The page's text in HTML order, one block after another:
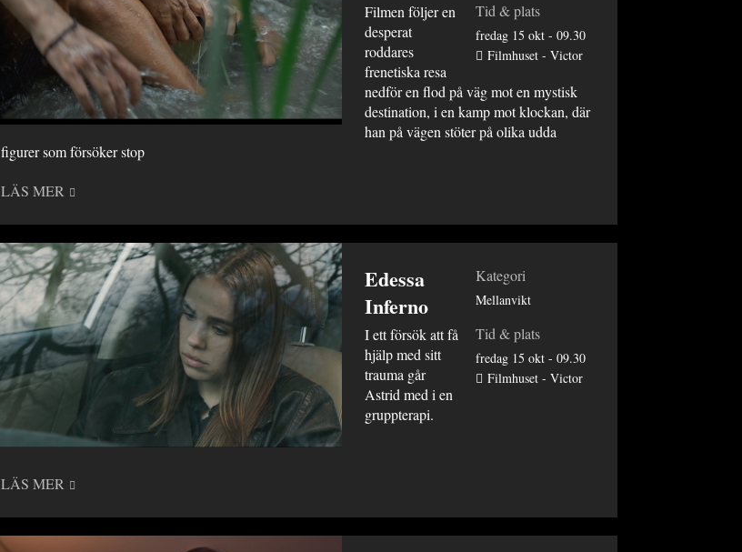
Tid & plats
fredag 15 okt - 09.30
Filmhuset - Victor
Filmen följer en
desperat
roddares
frenetiska resa
nedför en flod på väg mot en mystisk
destination, i en kamp mot klockan, där
han på vägen stöter på olika udda
figurer som försöker stop
LÄS MER
Kategori
Mellanvikt
Tid & plats
fredag 15 okt - 09.30
Filmhuset - Victor
Edessa
Inferno
I ett försök att få
hjälp med sitt
trauma går
Astrid med i en
gruppterapi.
LÄS MER